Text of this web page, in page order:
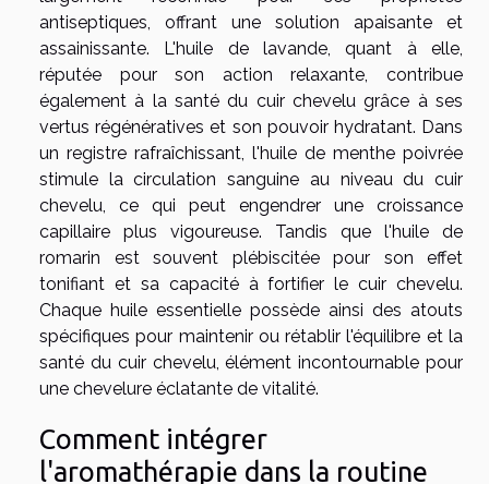
antiseptiques, offrant une solution apaisante et
assainissante. L'huile de lavande, quant à elle,
réputée pour son action relaxante, contribue
également à la santé du cuir chevelu grâce à ses
vertus régénératives et son pouvoir hydratant. Dans
un registre rafraîchissant, l'huile de menthe poivrée
stimule la circulation sanguine au niveau du cuir
chevelu, ce qui peut engendrer une croissance
capillaire plus vigoureuse. Tandis que l'huile de
romarin est souvent plébiscitée pour son effet
tonifiant et sa capacité à fortifier le cuir chevelu.
Chaque huile essentielle possède ainsi des atouts
spécifiques pour maintenir ou rétablir l'équilibre et la
santé du cuir chevelu, élément incontournable pour
une chevelure éclatante de vitalité.
Comment intégrer
l'aromathérapie dans la routine